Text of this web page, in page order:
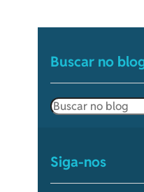
Buscar no
Pesquisar
Siga-nos